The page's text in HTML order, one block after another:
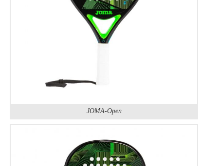
JOMA-Open